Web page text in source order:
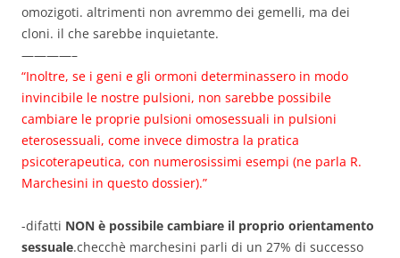
omozigoti. altrimenti non avremmo dei gemelli, ma dei
cloni. il che sarebbe inquietante.
————–
“Inoltre, se i geni e gli ormoni determinassero in modo
invincibile le nostre pulsioni, non sarebbe possibile
cambiare le proprie pulsioni omosessuali in pulsioni
eterosessuali, come invece dimostra la pratica
psicoterapeutica, con numerosissimi esempi (ne parla R.
Marchesini in questo dossier).”
-difatti NON è possibile cambiare il proprio orientamento
sessuale.checchè marchesini parli di un 27% di successo